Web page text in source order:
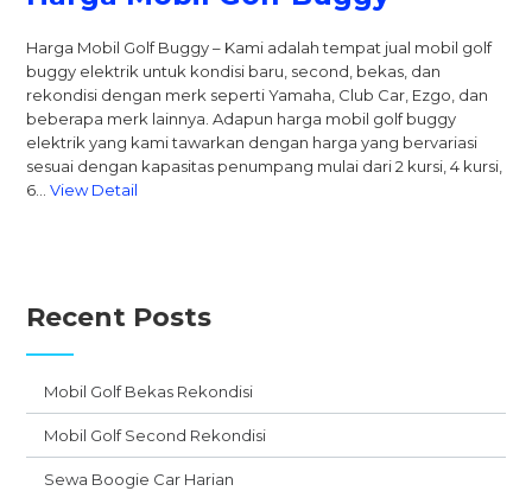
Harga Mobil Golf Buggy – Kami adalah tempat jual mobil golf
buggy elektrik untuk kondisi baru, second, bekas, dan
rekondisi dengan merk seperti Yamaha, Club Car, Ezgo, dan
beberapa merk lainnya. Adapun harga mobil golf buggy
elektrik yang kami tawarkan dengan harga yang bervariasi
sesuai dengan kapasitas penumpang mulai dari 2 kursi, 4 kursi,
6…View Detail
Recent Posts
Mobil Golf Bekas Rekondisi
Mobil Golf Second Rekondisi
Sewa Boogie Car Harian